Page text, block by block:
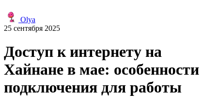
Olya
25 сентября 2025
Доступ к интернету на
Хайнане в мае: особенности
подключения для работы